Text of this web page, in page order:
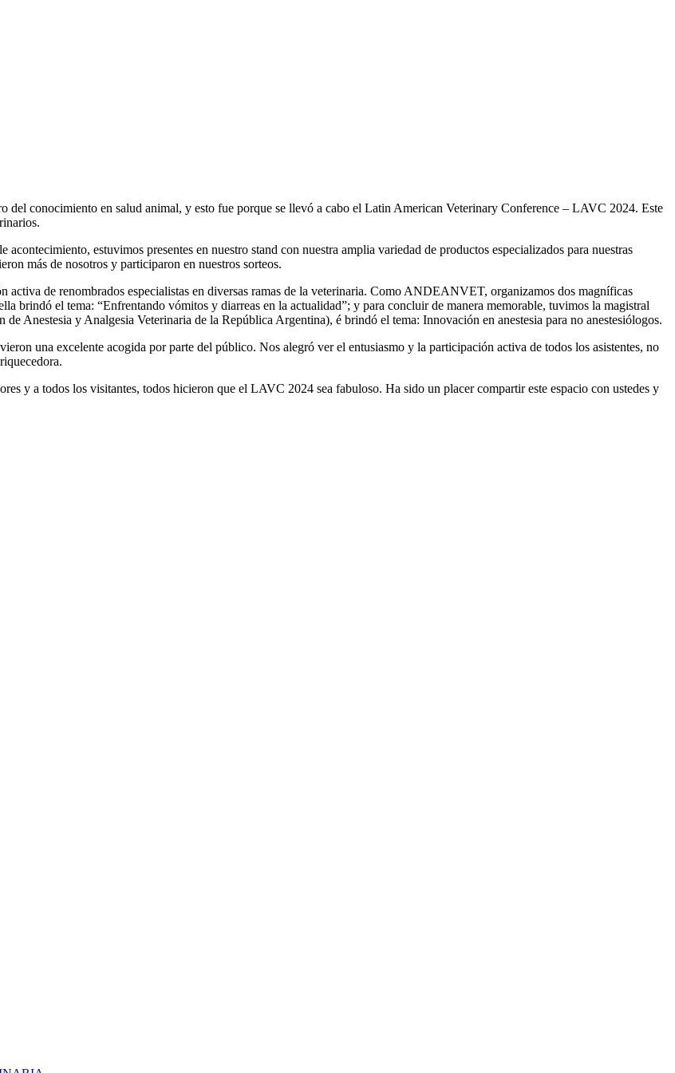
del conocimiento en salud animal, y esto fue porque se llevó a cabo el Latin American Veterinary Conference – LAVC 2024. Este
estuvimos presentes en nuestro stand con nuestra amplia variedad de productos especializados para nuestras
más de nosotros y participaron en nuestros sorteos.
activa de renombrados especialistas en diversas ramas de la veterinaria. Como ANDEANVET, organizamos dos magníficas
brindó el tema: “Enfrentando vómitos y diarreas en la actualidad”; y para concluir de manera memorable, tuvimos la magistral
Anestesia y Analgesia Veterinaria de la República Argentina), é brindó el tema: Innovación en anestesia para no anestesiólogos.
una excelente acogida por parte del público. Nos alegró ver el entusiasmo y la participación activa de todos los asistentes, no
y a todos los visitantes, todos hicieron que el LAVC 2024 sea fabuloso. Ha sido un placer compartir este espacio con ustedes y